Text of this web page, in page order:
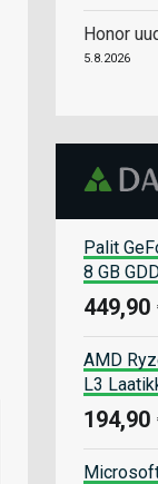
Honor
5.8.2026
Palit
8 GB
449,90
AMD
L3
194,90